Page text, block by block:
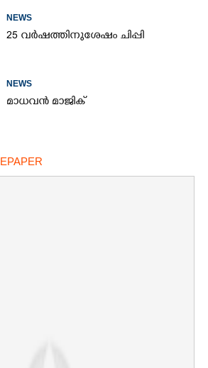
NEWS
25 വർഷത്തിനുശേഷം ചിപ്പി
NEWS
മാധവൻ മാജിക്
EPAPER